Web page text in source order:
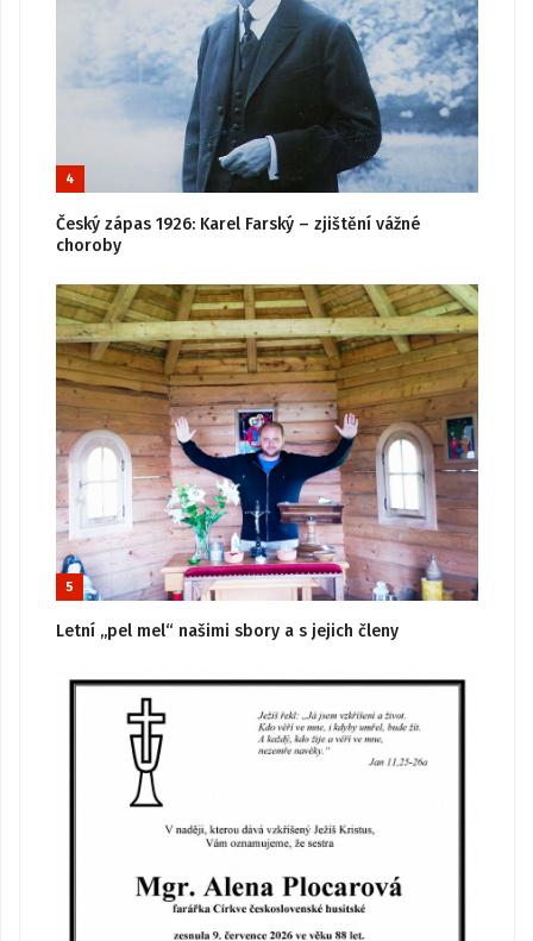
4
Český zápas 1926: Karel Farský – zjištění vážné
choroby
5
Letní „pel mel“ našimi sbory a s jejich členy